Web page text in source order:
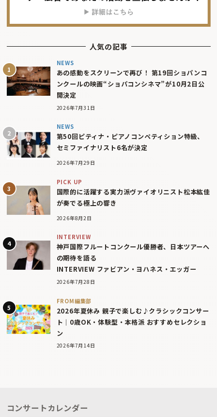
人気の記事
NEWS
あの感動をスクリーンで再び！ 第19回ショパンコ
ンクールの映画“ショパコンシネマ”が10月2日公
開決定
2026年7月31日
NEWS
第50回ピティナ・ピアノコンペティション特級、
セミファイナリスト6名が決定
2026年7月29日
PICK UP
国際的に活躍する実力派ヴァイオリニスト松本紘佳
が奏でる極上の響き
2026年8月2日
INTERVIEW
神戸国際フルートコンクール優勝者、日本ツアーへ
の期待を語る
INTERVIEW ファビアン・ヨハネス・エッガー
2026年7月28日
FROM編集部
2026年夏休み 親子で楽しむ♪クラシックコンサー
ト｜0歳OK・体験型・本格派 おすすめセレクショ
ン
2026年7月14日
コンサートカレンダー